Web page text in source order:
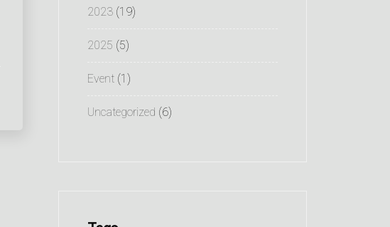
2023 (19)
2025 (5)
Event (1)
Uncategorized (6)